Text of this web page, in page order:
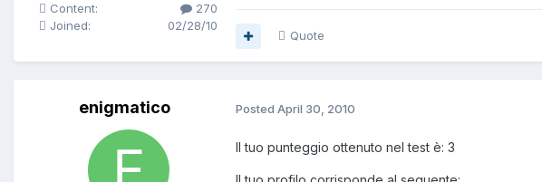
Content:
270
Joined:
02/28/10
Quote
enigmatico Posted April 30, 2010
Il tuo punteggio ottenuto nel test è: 3